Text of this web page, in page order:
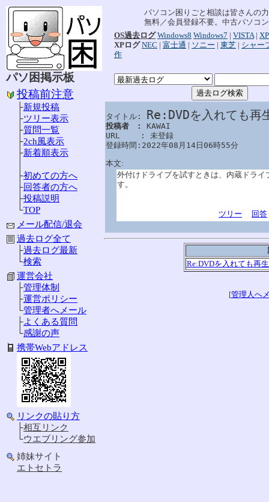
パソ困掲示板
投稿前注意
├新規投稿
├ツリー表示
├質問一覧
├2ch風表示
├新着順表示
├初めての方へ
├回答者の方へ
├投稿説明
└TOP
メール配信/退会
過去ログ全て
├過去ログ最新
└検索
運営会社
├管理体制
├運営ポリシー
└管理者へメール
├よくある質問
└感謝の声
携帯Webアドレス
リンクの貼り方
├相互リンク
└ウエブリング参加
姉妹サイト
エトセトラ
パソコン困りごと相談は皆さんの
無料／会員登録不要。中古パソコ
OS過去ログ Windows8 Windows7 | VISTA| XP
XPログ NEC | 富士通 | ソニー | 東芝 | シャー
作
タイトル: Re:DVDを入れても再
投稿者　: KAWAI
URL　　 : 未登録
登録時間:2022年08月14日06時55分
本文:
外付けドライブを試すときは、内蔵ドラ
す。
ツリー 回答
Re:DVDを入れても再
[管理人へ